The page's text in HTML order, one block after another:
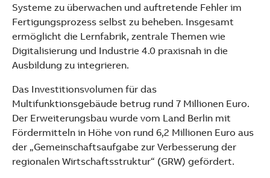
Systeme zu überwachen und auftretende Fehler im
Fertigungsprozess selbst zu beheben. Insgesamt
ermöglicht die Lernfabrik, zentrale Themen wie
Digitalisierung und Industrie 4.0 praxisnah in die
Ausbildung zu integrieren.
Das Investitionsvolumen für das
Multifunktionsgebäude betrug rund 7 Millionen Euro.
Der Erweiterungsbau wurde vom Land Berlin mit
Fördermitteln in Höhe von rund 6,2 Millionen Euro aus
der „Gemeinschaftsaufgabe zur Verbesserung der
regionalen Wirtschaftsstruktur“ (GRW) gefördert.